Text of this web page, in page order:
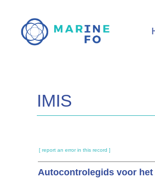
main
IMIS
[ report an error in this record ]
Autocontrolegids voor het